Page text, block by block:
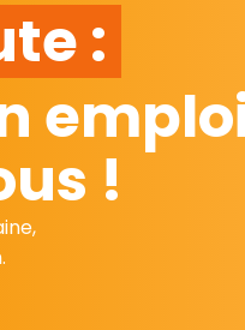
:
!